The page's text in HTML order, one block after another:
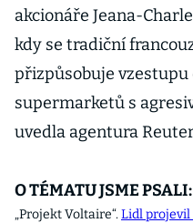
akcionáře Jeana-
kdy se tradiční
přizpůsobuje
supermarketů s
uvedla agentura
O TÉMATU JSME PSALI:
„Projekt Voltaire“.Lidl projevil